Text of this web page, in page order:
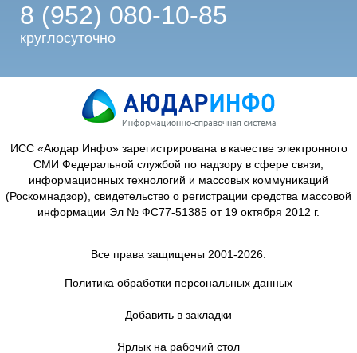
8 (952) 080-10-85
круглосуточно
ИСС «Аюдар Инфо» зарегистрирована в качестве электронного
СМИ Федеральной службой по надзору в сфере связи,
информационных технологий и массовых коммуникаций
(Роскомнадзор), свидетельство о регистрации средства массовой
информации Эл № ФС77-51385 от 19 октября 2012 г.
Все права защищены 2001-2026.
Политика обработки персональных данных
Добавить в закладки
Ярлык на рабочий стол